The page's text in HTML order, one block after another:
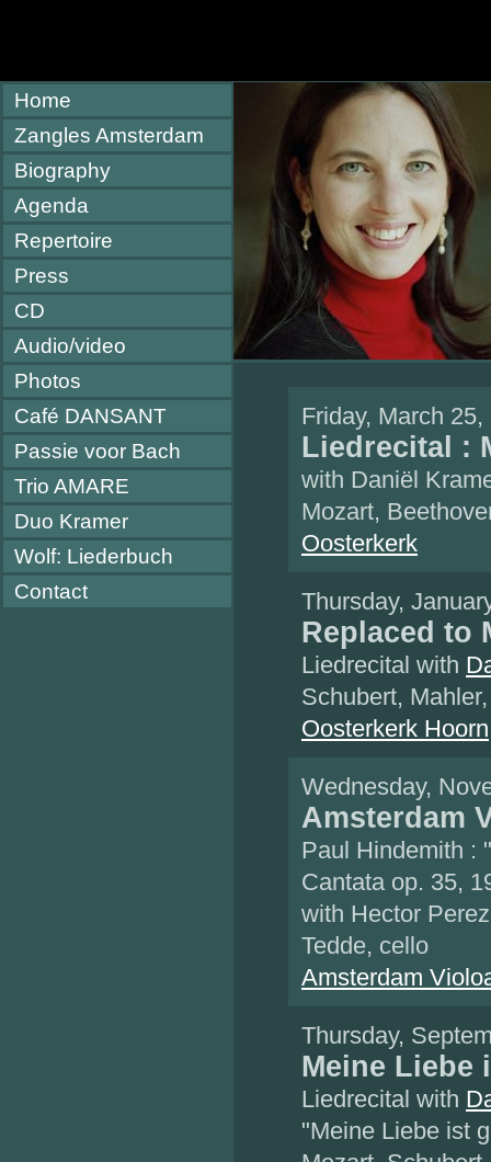
Home
Zangles Amsterdam
Biography
Agenda
Repertoire
Press
CD
Audio/video
Photos
Café DANSANT
Passie voor Bach
Trio AMARE
Duo Kramer
Wolf: Liederbuch
Contact
Friday, March
Liedrecital :
with Daniël
Mozart,
Oosterkerk
Thursday,
Replaced to
Liedrecital with
Schubert,
Oosterkerk Hoorn
Wednesday,
Amsterdam
Paul Hindemith :
Cantata op. 35,
with Hector
Tedde, cello
Amsterdam
Thursday,
Meine Liebe
Liedrecital with
"Meine Liebe ist